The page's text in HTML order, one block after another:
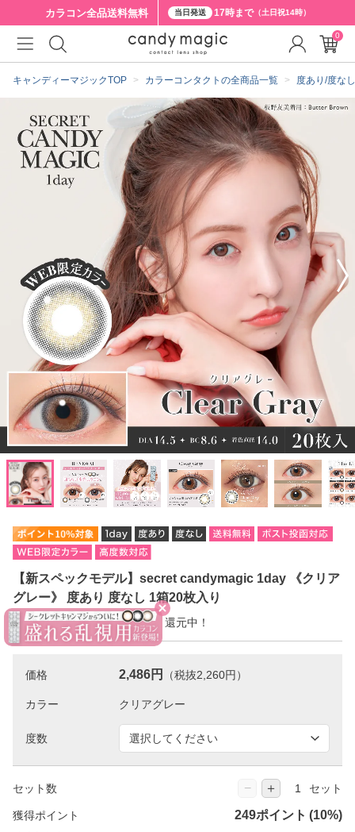
カラコン全品送料無料 当日発送 17時まで（土日祝14時）
キャンディーマジックTOP カラーコンタクトの全商品一覧 度あり/度な
【新スペックモデル】secret candymagic 1day 《クリア
グレー》 度あり 度なし 1箱20枚入り
今だけ10％ポイント【249pt】還元中！
価格 2,486円 （税抜2,260円）
カラー
度数
セット数 − ＋ セット
獲得ポイント 249ポイント
0
クーポン詳細